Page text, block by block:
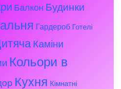
Балкон Будинки
Гардероб Готелі
Каміни
Кольори в
Кухня Кімнатні